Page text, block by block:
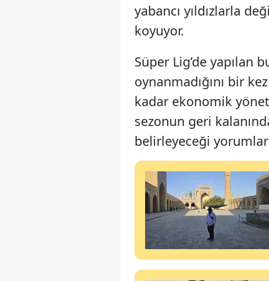
yabancı yıldızlarla
koyuyor.
Süper Lig’de yapılan
oynanmadığını bir
kadar ekonomik
sezonun geri
belirleyeceği